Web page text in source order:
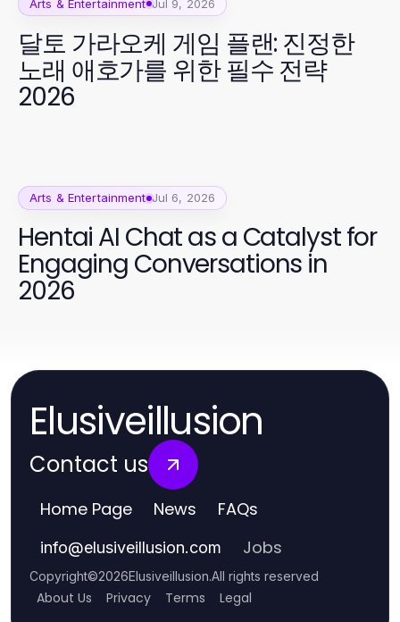
Arts & Entertainment Jul 9, 2026
달토 가라오케 게임 플랜: 진정한
노래 애호가를 위한 필수 전략
2026
Arts & Entertainment Jul 6, 2026
Hentai AI Chat as a Catalyst for
Engaging Conversations in
2026
Elusiveillusion
Contact us
Home Page News FAQs
info@elusiveillusion.com Jobs
Copyright©2026Elusiveillusion.All rights reserved
About Us Privacy Terms Legal